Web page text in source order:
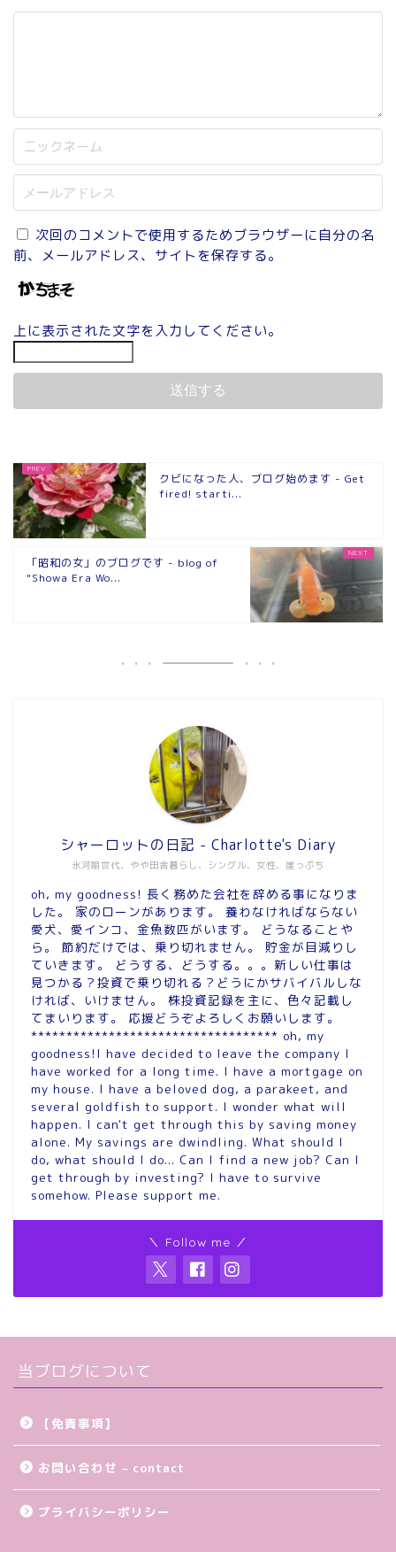
次回のコメントで使用するためブラウザーに自分の名
前、メールアドレス、サイトを保存する。
上に表示された文字を入力してください。
クビになった人、ブログ始めます - Get
fired! starti...
「昭和の女」のブログです - blog of
"Showa Era Wo...
氷河期世代、やや田舎暮らし、シングル、女性、崖っぷち
シャーロットの日記 - Charlotte's Diary
oh, my goodness! 長く務めた会社を辞める事になりま
した。 家のローンがあります。 養わなければならない
愛犬、愛インコ、金魚数匹がいます。 どうなることや
ら。 節約だけでは、乗り切れません。 貯金が目減りし
ていきます。 どうする、どうする。。。新しい仕事は
見つかる？投資で乗り切れる？どうにかサバイバルしな
ければ、いけません。 株投資記録を主に、色々記載し
てまいります。 応援どうぞよろしくお願いします。
*********************************** oh, my
goodness!I have decided to leave the company I
have worked for a long time. I have a mortgage on
my house. I have a beloved dog, a parakeet, and
several goldfish to support. I wonder what will
happen. I can't get through this by saving money
alone. My savings are dwindling. What should I
do, what should I do... Can I find a new job? Can I
get through by investing? I have to survive
somehow. Please support me.
＼ Follow me ／
当ブログについて
【免責事項】
お問い合わせ – contact
プライバシーポリシー